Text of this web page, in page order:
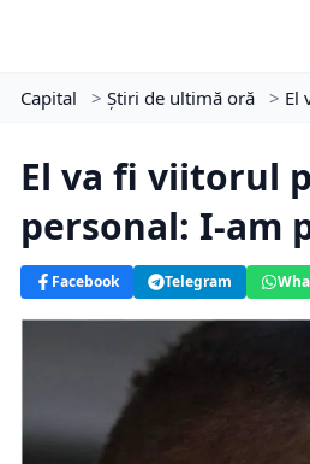
Capital > Știri de ultimă oră > El
El va fi viitorul
personal: I-am
Facebook Telegram